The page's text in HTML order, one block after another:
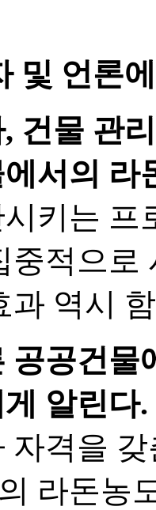
및 언론
건물 관
서의 라
키는 프
중적으로
과 역시
공공건
알린다.
자격을
라돈농